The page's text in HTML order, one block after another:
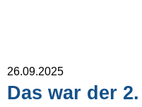
26.09.2025
Das war der